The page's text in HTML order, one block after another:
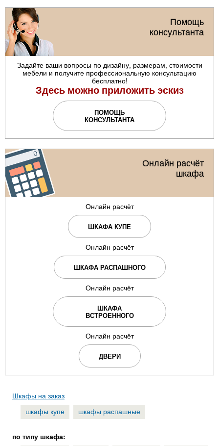
Помощь
консультанта
Задайте ваши вопросы по дизайну, размерам, стоимости
мебели и получите профессиональную консультацию
бесплатно!
Здесь можно приложить эскиз
ПОМОЩЬ
КОНСУЛЬТАНТА
Онлайн расчёт
шкафа
Онлайн расчёт
ШКАФА КУПЕ
Онлайн расчёт
ШКАФА РАСПАШНОГО
Онлайн расчёт
ШКАФА
ВСТРОЕННОГО
Онлайн расчёт
ДВЕРИ
Шкафы на заказ
шкафы купе
шкафы распашные
по типу шкафа: